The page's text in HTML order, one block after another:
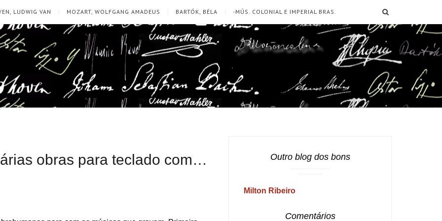
LUDWIG VAN MOZART, WOLFGANG AMADEUS BARTÓK, BÉLA -MÚS. COLONIAL E IMPERIAL BRAS.
obras para teclado com…
Outro blog dos bons
Milton Ribeiro
Comentários